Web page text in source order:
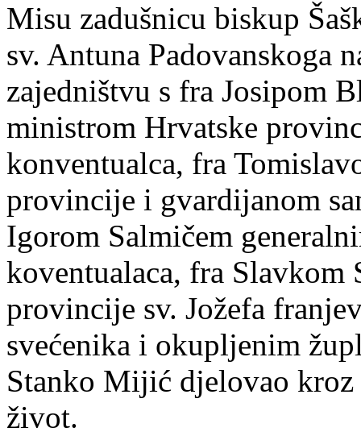
Misu zadušnicu biskup
sv. Antuna Padovanskoga
zajedništvu s fra Josipom
ministrom Hrvatske
konventualca, fra
provincije i gvardijanom
Igorom Salmičem
koventualaca, fra Slavkom
provincije sv. Jožefa
svećenika i okupljenim
Stanko Mijić djelovao
život.